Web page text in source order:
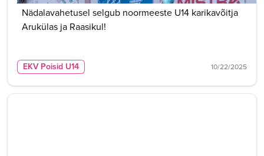
Nädalavahetusel selgub noormeeste U14 karikavõitja
Arukülas ja Raasikul!
EKV Poisid U14 10/22/2025